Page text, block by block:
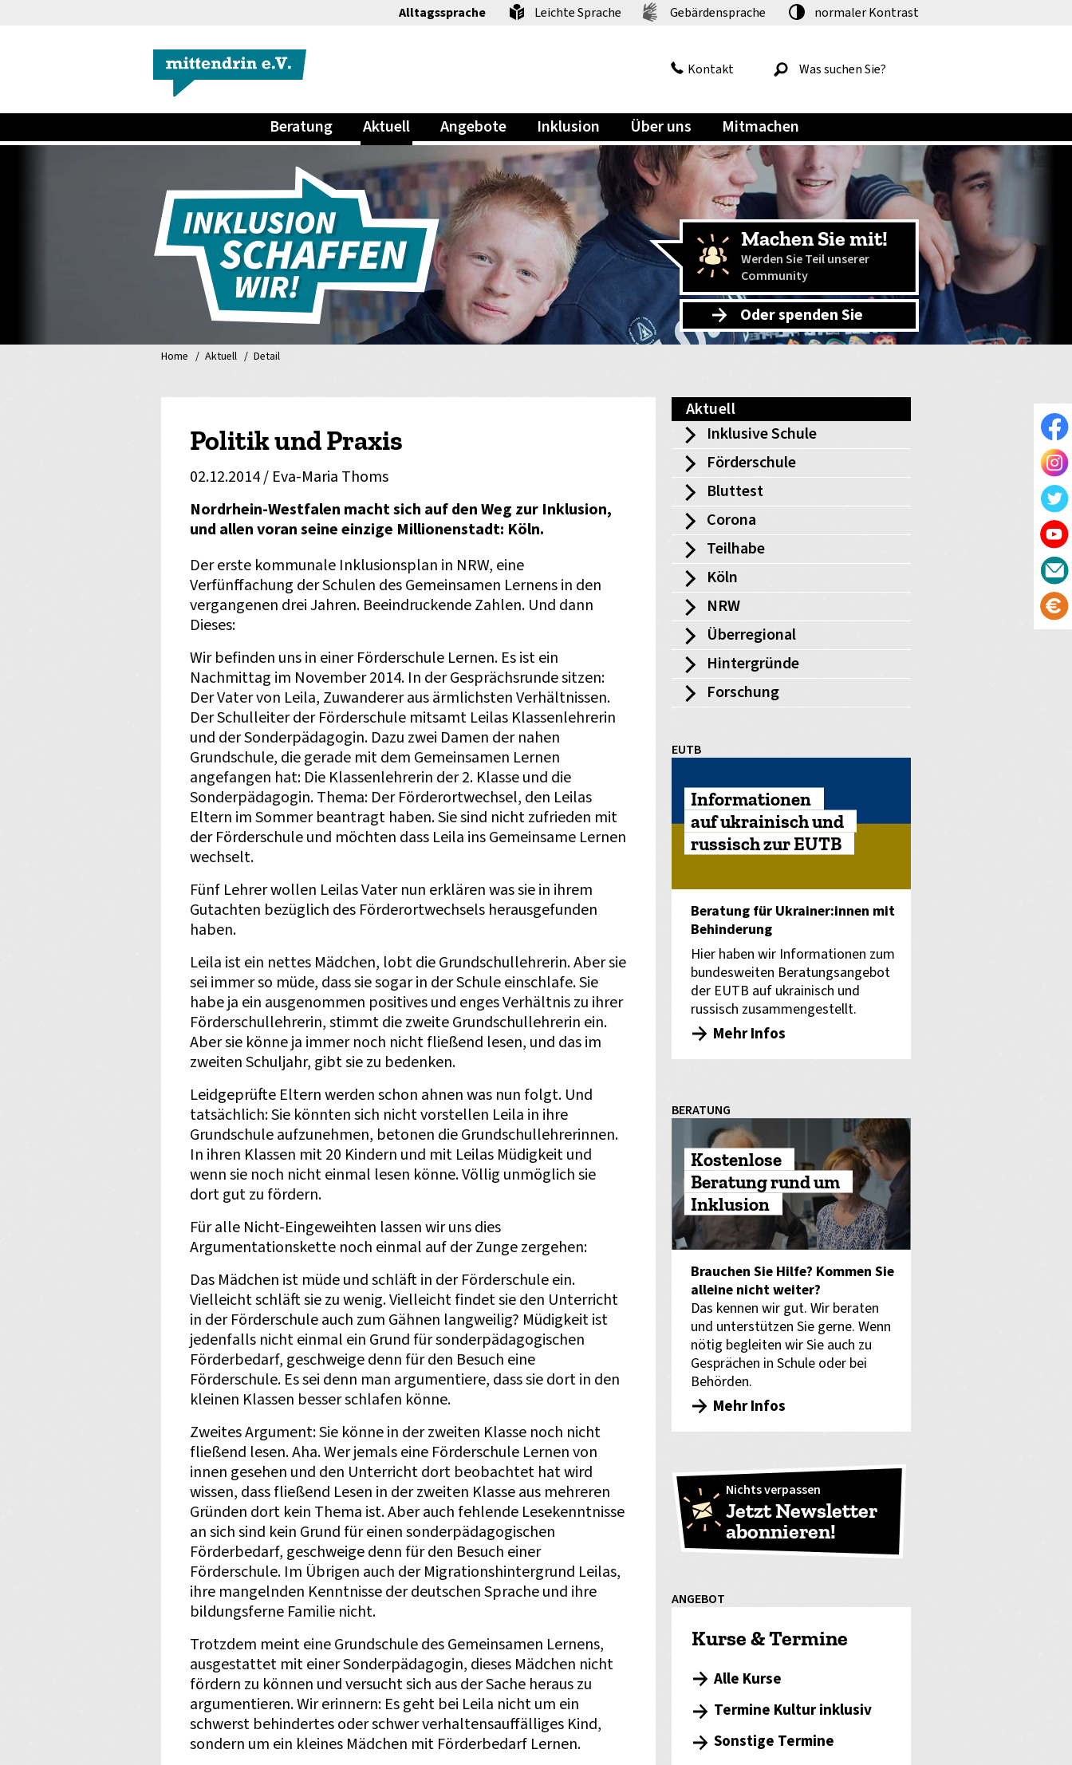
Alltagssprache Leichte Sprache Gebärdensprache normalerKontrast
Kontakt
Beratung Aktuell Angebote Inklusion Über uns Mitmachen
Machen Sie mit!
Werden Sie Teil unserer
Community
Oder spenden Sie
Home Aktuell Detail
Politik und Praxis
02.12.2014/ Eva-Maria Thoms
Nordrhein-Westfalen macht sich auf den Weg zur Inklusion,
und allen voran seine einzige Millionenstadt: Köln.
Der erste kommunale Inklusionsplan in NRW, eine
Verfünffachung der Schulen des Gemeinsamen Lernens in den
vergangenen drei Jahren. Beeindruckende Zahlen. Und dann
Dieses:
Wir befinden uns in einer Förderschule Lernen. Es ist ein
Nachmittag im November 2014. In der Gesprächsrunde sitzen:
Der Vater von Leila, Zuwanderer aus ärmlichsten Verhältnissen.
Der Schulleiter der Förderschule mitsamt Leilas Klassenlehrerin
und der Sonderpädagogin. Dazu zwei Damen der nahen
Grundschule, die gerade mit dem Gemeinsamen Lernen
angefangen hat: Die Klassenlehrerin der 2. Klasse und die
Sonderpädagogin. Thema: Der Förderortwechsel, den Leilas
Eltern im Sommer beantragt haben. Sie sind nicht zufrieden mit
der Förderschule und möchten dass Leila ins Gemeinsame Lernen
wechselt.
Fünf Lehrer wollen Leilas Vater nun erklären was sie in ihrem
Gutachten bezüglich des Förderortwechsels herausgefunden
haben.
Leila ist ein nettes Mädchen, lobt die Grundschullehrerin. Aber sie
sei immer so müde, dass sie sogar in der Schule einschlafe. Sie
habe ja ein ausgenommen positives und enges Verhältnis zu ihrer
Förderschullehrerin, stimmt die zweite Grundschullehrerin ein.
Aber sie könne ja immer noch nicht fließend lesen, und das im
zweiten Schuljahr, gibt sie zu bedenken.
Leidgeprüfte Eltern werden schon ahnen was nun folgt. Und
tatsächlich: Sie könnten sich nicht vorstellen Leila in ihre
Grundschule aufzunehmen, betonen die Grundschullehrerinnen.
In ihren Klassen mit 20 Kindern und mit Leilas Müdigkeit und
wenn sie noch nicht einmal lesen könne. Völlig unmöglich sie
dort gut zu fördern.
Für alle Nicht-Eingeweihten lassen wir uns dies
Argumentationskette noch einmal auf der Zunge zergehen:
Das Mädchen ist müde und schläft in der Förderschule ein.
Vielleicht schläft sie zu wenig. Vielleicht findet sie den Unterricht
in der Förderschule auch zum Gähnen langweilig? Müdigkeit ist
jedenfalls nicht einmal ein Grund für sonderpädagogischen
Förderbedarf, geschweige denn für den Besuch eine
Förderschule. Es sei denn man argumentiere, dass sie dort in den
kleinen Klassen besser schlafen könne.
Zweites Argument: Sie könne in der zweiten Klasse noch nicht
fließend lesen. Aha. Wer jemals eine Förderschule Lernen von
innen gesehen und den Unterricht dort beobachtet hat wird
wissen, dass fließend Lesen in der zweiten Klasse aus mehreren
Gründen dort kein Thema ist. Aber auch fehlende Lesekenntnisse
an sich sind kein Grund für einen sonderpädagogischen
Förderbedarf, geschweige denn für den Besuch einer
Förderschule. Im Übrigen auch der Migrationshintergrund Leilas,
ihre mangelnden Kenntnisse der deutschen Sprache und ihre
bildungsferne Familie nicht.
Trotzdem meint eine Grundschule des Gemeinsamen Lernens,
ausgestattet mit einer Sonderpädagogin, dieses Mädchen nicht
fördern zu können und versucht sich aus der Sache heraus zu
argumentieren. Wir erinnern: Es geht bei Leila nicht um ein
schwerst behindertes oder schwer verhaltensauffälliges Kind,
sondern um ein kleines Mädchen mit Förderbedarf Lernen.
Aktuell
Inklusive Schule
Förderschule
Bluttest
Corona
Teilhabe
Köln
NRW
Überregional
Hintergründe
Forschung
EUTB
Informationen
auf ukrainisch und
russisch zur EUTB
Beratung für Ukrainer:innen mit
Behinderung
Hier haben wir Informationen zum
bundesweiten Beratungsangebot
der EUTB auf ukrainisch und
russisch zusammengestellt.
Mehr Infos
BERATUNG
Kostenlose
Beratung rund um
Inklusion
Brauchen Sie Hilfe? Kommen Sie
alleine nicht weiter?
Das kennen wir gut. Wir beraten
und unterstützen Sie gerne. Wenn
nötig begleiten wir Sie auch zu
Gesprächen in Schule oder bei
Behörden.
Mehr Infos
Nichts verpassen
Jetzt Newsletter
abonnieren!
ANGEBOT
Kurse & Termine
Alle Kurse
Termine Kultur inklusiv
Sonstige Termine